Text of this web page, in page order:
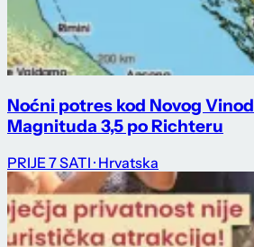
Noćni potres kod Novog
Magnituda 3,5 po Richteru
PRIJE 7 SATI · Hrvatska